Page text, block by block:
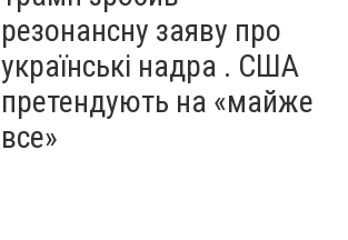
резонансну заяву про
українські надра . США
претендують на «майже
все»